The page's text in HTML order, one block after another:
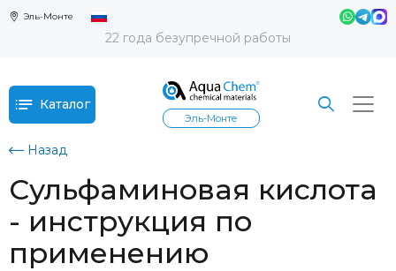
Эль-Монте
22 года безупречной работы
Каталог
Эль-Монте
Назад
Сульфаминовая кислота
- инструкция по
применению